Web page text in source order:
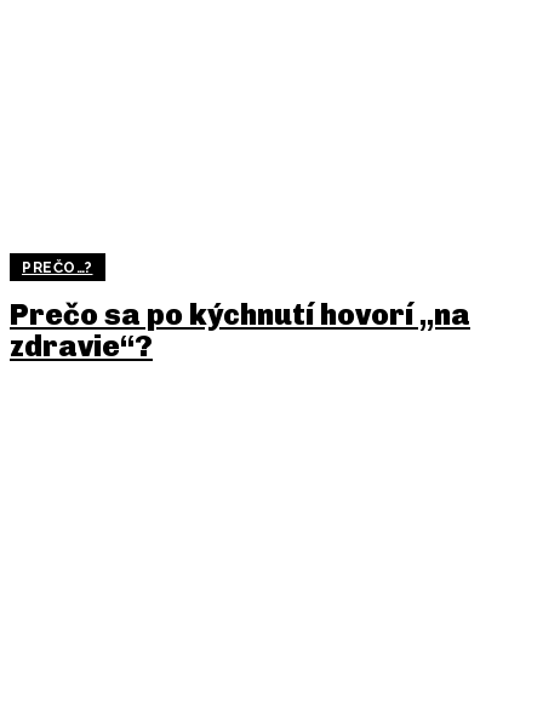
PREČO…?
Prečo sa po kýchnutí hovorí „na
zdravie“?